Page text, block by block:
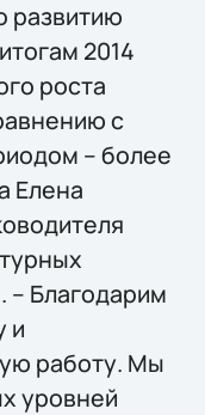
развитию
2014
роста
с
– более
Елена
Благодарим
и
работу. Мы
уровней